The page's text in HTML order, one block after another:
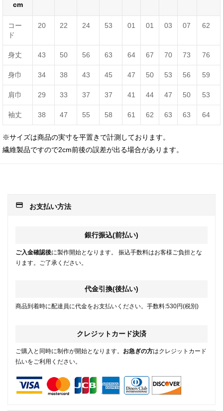
cm
コー
ド
20 22 24 53 01 01 03 07 62
身丈 43 50 56 63 64 67 70 73 76
身巾 34 38 43 45 47 50 53 56 59
肩巾 29 33 37 37 41 44 47 50 53
袖丈 38 47 55 58 61 62 63 63 64
※サイズは商品の実寸を平置きで計測しております。
繊維製品ですので2cm前後の誤差が出る場合があります。
payment お支払い方法
銀行振込(前払い)
ご入金確認後に製作開始となります。 振込手数料はお客様ご負担とな
ります。ご了承ください。
代金引換(後払い)
商品到着時に配達員に代金をお支払いください。手数料:530円(税別)
クレジットカード決済
ご購入と同時に制作が開始となります。 お急ぎの方はクレジットカード
払いをご利用ください。